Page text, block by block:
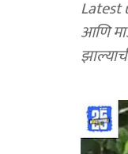
Latest
आणि